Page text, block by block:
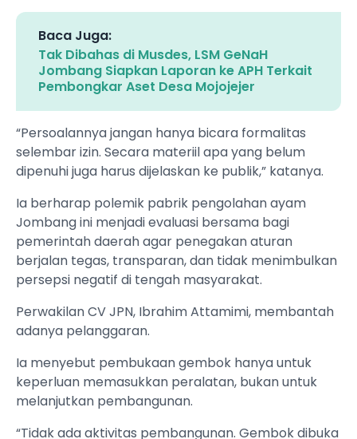
Baca Juga:
Tak Dibahas di Musdes, LSM GeNaH
Jombang Siapkan Laporan ke APH Terkait
Pembongkar Aset Desa Mojojejer
“Persoalannya jangan hanya bicara formalitas
selembar izin. Secara materiil apa yang belum
dipenuhi juga harus dijelaskan ke publik,” katanya.
Ia berharap polemik pabrik pengolahan ayam
Jombang ini menjadi evaluasi bersama bagi
pemerintah daerah agar penegakan aturan
berjalan tegas, transparan, dan tidak menimbulkan
persepsi negatif di tengah masyarakat.
Perwakilan CV JPN, Ibrahim Attamimi, membantah
adanya pelanggaran.
Ia menyebut pembukaan gembok hanya untuk
keperluan memasukkan peralatan, bukan untuk
melanjutkan pembangunan.
“Tidak ada aktivitas pembangunan. Gembok dibuka